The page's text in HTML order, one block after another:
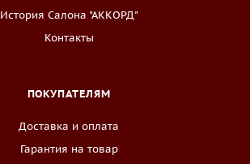
История Салона "АККОРД"
Контакты
ПОКУПАТЕЛЯМ
Доставка и оплата
Гарантия на товар